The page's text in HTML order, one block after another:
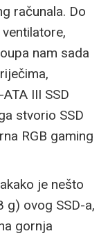
računala. Do
nam sada
III SSD
stvorio SSD
RGB gaming
je nešto
g) ovog SSD-a,
gornja